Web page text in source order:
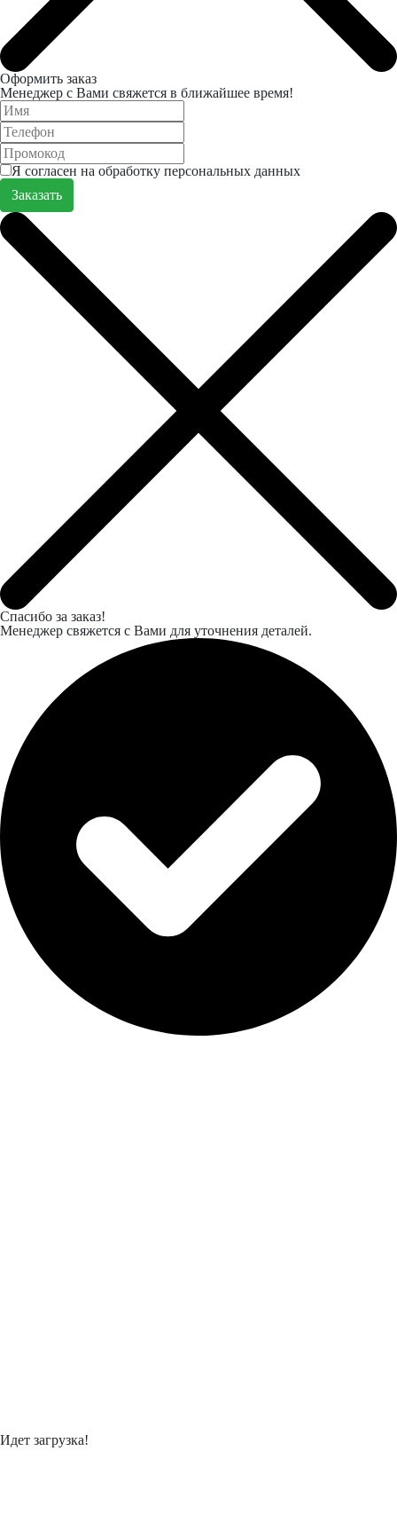
Оформить заказ
Менеджер с Вами свяжется в ближайшее время!
Я согласен на обработку персональных данных
Заказать
Спасибо за заказ!
Менеджер свяжется с Вами для уточнения деталей.
Идет загрузка!